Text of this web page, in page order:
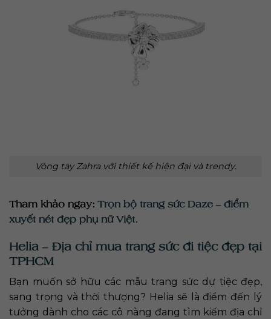
Vòng tay Zahra với thiết kế hiện đại và trendy.
Tham khảo ngay: Trọn bộ trang sức Daze – điểm
xuyết nét đẹp phụ nữ Việt.
Helia – Địa chỉ mua trang sức đi tiệc đẹp tại
TPHCM
Bạn muốn sở hữu các mẫu trang sức dự tiệc đẹp,
sang trọng và thời thượng? Helia sẽ là điểm đến lý
tưởng dành cho các cô nàng đang tìm kiếm địa chỉ